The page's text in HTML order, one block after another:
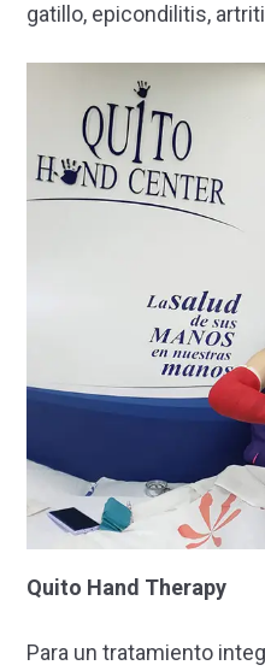
gatillo, epicondilitis,
Quito Hand Therapy
Para un tratamiento